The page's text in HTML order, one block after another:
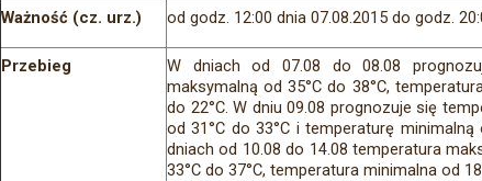
Ważność (cz. urz.) od godz. 12:00 dnia 07.08.2015 do godz.
Przebieg
W dniach od 07.08 do 08.08
maksymalną od 35°C do 38°C,
do 22°C. W dniu 09.08 prognozuje się
od 31°C do 33°C i temperaturę minimalną
dniach od 10.08 do 14.08 temperatura
33°C do 37°C, temperatura minimalna od